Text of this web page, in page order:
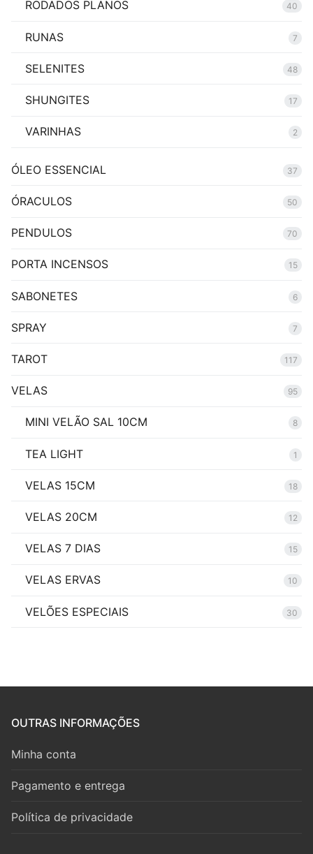
RODADOS PLANOS 40
RUNAS 7
SELENITES 48
SHUNGITES 17
VARINHAS 2
ÓLEO ESSENCIAL 37
ÓRACULOS 50
PENDULOS 70
PORTA INCENSOS 15
SABONETES 6
SPRAY 7
TAROT 117
VELAS 95
MINI VELÃO SAL 10CM 8
TEA LIGHT 1
VELAS 15CM 18
VELAS 20CM 12
VELAS 7 DIAS 15
VELAS ERVAS 10
VELÕES ESPECIAIS 30
OUTRAS INFORMAÇÕES
Minha conta
Pagamento e entrega
Política de privacidade